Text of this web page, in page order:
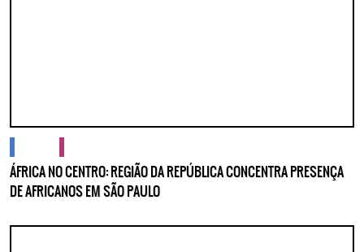
ÁFRICA NO CENTRO: REGIÃO DA REPÚBLICA CONCENTRA PRESENÇA
DE AFRICANOS EM SÃO PAULO